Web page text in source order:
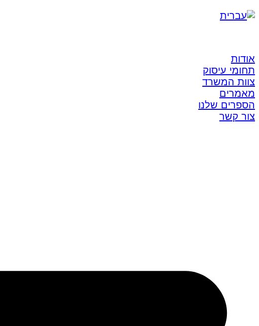
אודות
תחומי עיסוק
צוות המשרד
מאמרים
הספרים שלנו
צור קשר